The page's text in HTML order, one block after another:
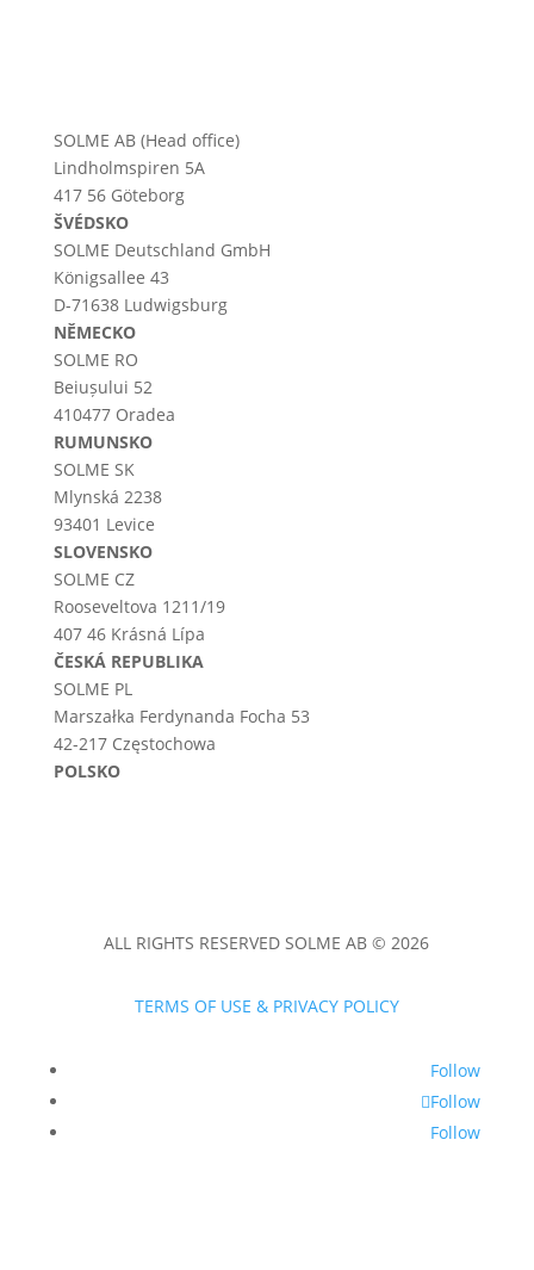
SOLME AB (Head office)
Lindholmspiren 5A
417 56 Göteborg
ŠVÉDSKO
SOLME Deutschland GmbH
Königsallee 43
D-71638 Ludwigsburg
NĚMECKO
SOLME RO
Beiușului 52
410477 Oradea
RUMUNSKO
SOLME SK
Mlynská 2238
93401 Levice
SLOVENSKO
SOLME CZ
Rooseveltova 1211/19
407 46 Krásná Lípa
ČESKÁ REPUBLIKA
SOLME PL
Marszałka Ferdynanda Focha 53
42-217 Częstochowa
POLSKO
ALL RIGHTS RESERVED SOLME AB © 2026
TERMS OF USE & PRIVACY POLICY
Follow
Follow
Follow